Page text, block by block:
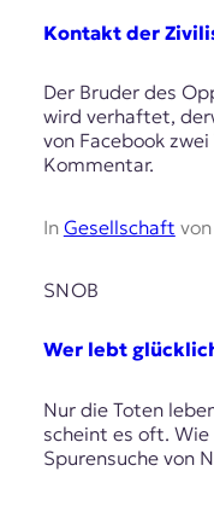
Kontakt der
Der Bruder des
wird verhaftet,
von Facebook
Kommentar.
In Gesellschaft von
SNOB
Wer lebt
Nur die Toten
scheint es oft. Wie
Spurensuche von